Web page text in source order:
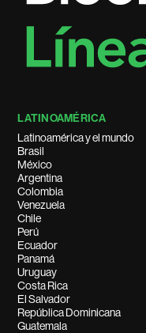
LATINOAMÉRICA
Latinoamérica y el mundo
Brasil
México
Argentina
Colombia
Venezuela
Chile
Perú
Ecuador
Panamá
Uruguay
Costa Rica
El Salvador
República Dominicana
Guatemala